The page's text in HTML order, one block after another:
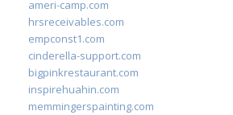
ameri-camp.com
hrsreceivables.com
empconst1.com
cinderella-support.com
bigpinkrestaurant.com
inspirehuahin.com
memmingerspainting.com